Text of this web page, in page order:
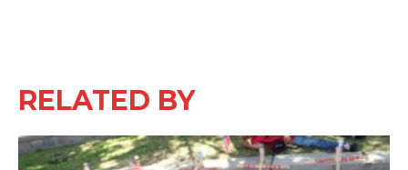
RELATED BY